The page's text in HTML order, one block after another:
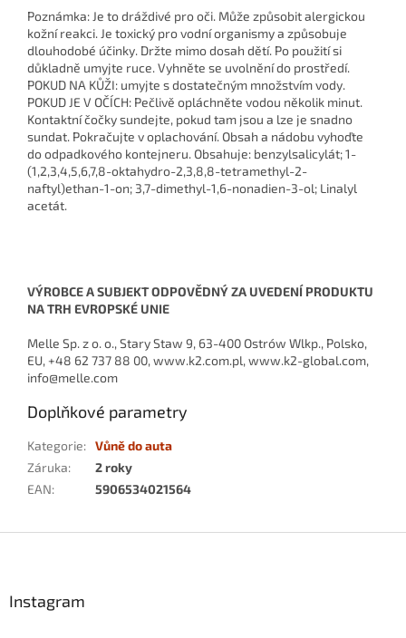
Poznámka: Je to dráždivé pro oči. Může způsobit alergickou
kožní reakci. Je toxický pro vodní organismy a způsobuje
dlouhodobé účinky. Držte mimo dosah dětí. Po použití si
důkladně umyjte ruce. Vyhněte se uvolnění do prostředí.
POKUD NA KŮŽI: umyjte s dostatečným množstvím vody.
POKUD JE V OČÍCH: Pečlivě opláchněte vodou několik minut.
Kontaktní čočky sundejte, pokud tam jsou a lze je snadno
sundat. Pokračujte v oplachování. Obsah a nádobu vyhoďte
do odpadkového kontejneru. Obsahuje: benzylsalicylát; 1-
(1,2,3,4,5,6,7,8-oktahydro-2,3,8,8-tetramethyl-2-
naftyl)ethan-1-on; 3,7-dimethyl-1,6-nonadien-3-ol; Linalyl
acetát.
VÝROBCE A SUBJEKT ODPOVĚDNÝ ZA UVEDENÍ PRODUKTU
NA TRH EVROPSKÉ UNIE
Melle Sp. z o. o., Stary Staw 9, 63-400 Ostrów Wlkp., Polsko,
EU, +48 62 737 88 00, www.k2.com.pl, www.k2-global.com,
info@melle.com
Doplňkové parametry
Kategorie: Vůně do auta
Záruka:
2 roky
EAN: 5906534021564
Instagram